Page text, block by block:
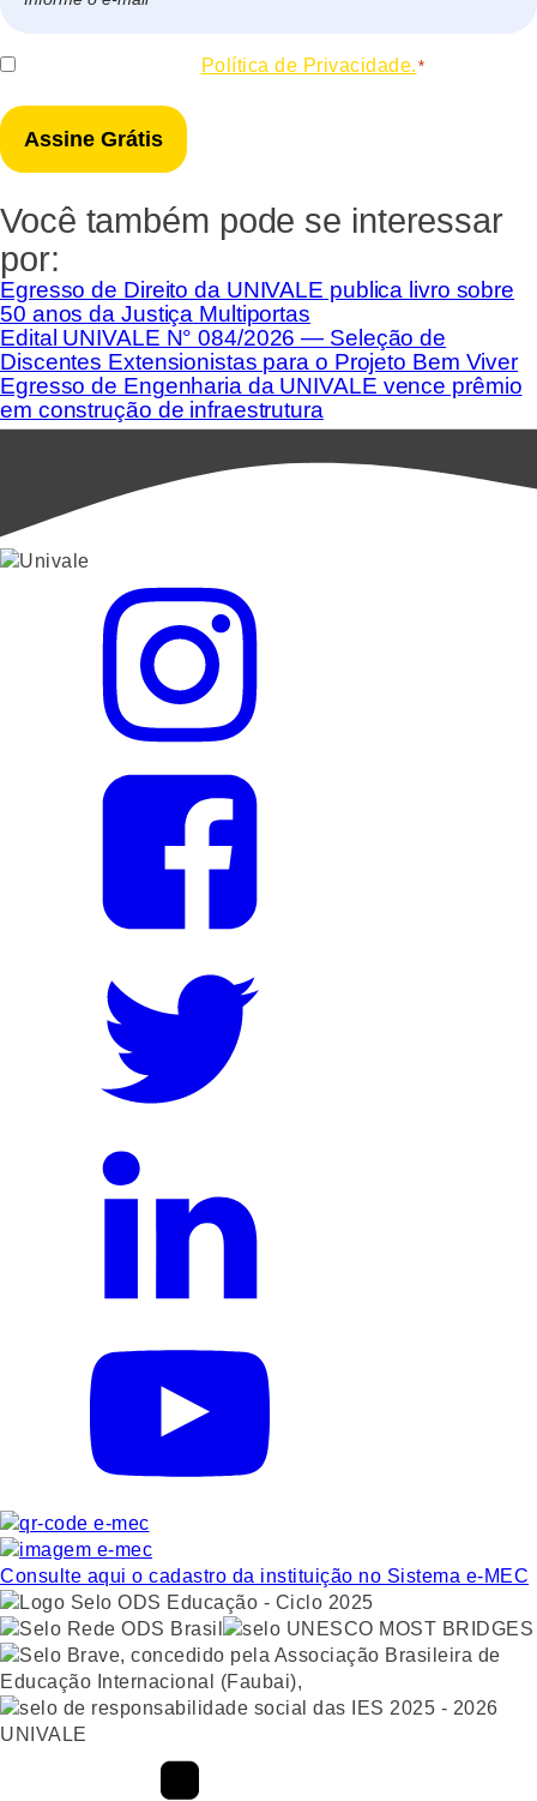
Consentir Política de Privacidade. *
Você também pode se interessar
por:
Egresso de Direito da UNIVALE publica livro sobre
50 anos da Justiça Multiportas
Edital UNIVALE N° 084/2026 — Seleção de
Discentes Extensionistas para o Projeto Bem Viver
Egresso de Engenharia da UNIVALE vence prêmio
em construção de infraestrutura
Consulte aqui o cadastro da instituição no Sistema e-MEC
UNIVALE